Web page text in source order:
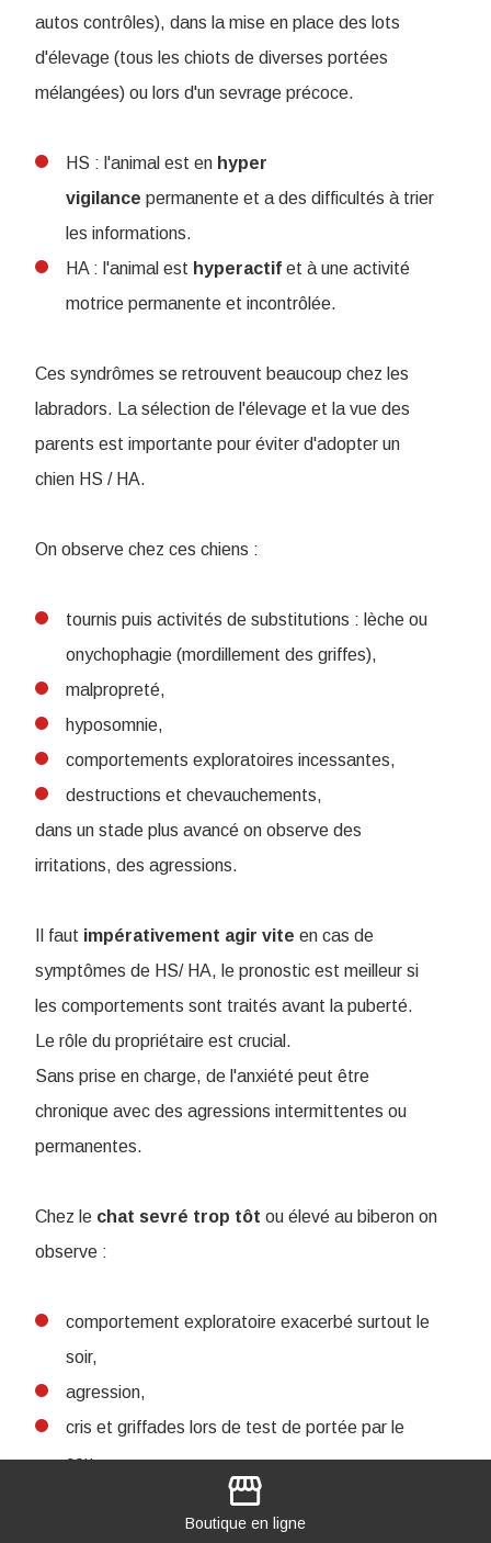
autos contrôles), dans la mise en place des lots
d'élevage (tous les chiots de diverses portées
mélangées) ou lors d'un sevrage précoce.
HS : l'animal est en hyper
vigilance permanente et a des difficultés à trier
les informations.
HA : l'animal est hyperactif et à une activité
motrice permanente et incontrôlée.
Ces syndrômes se retrouvent beaucoup chez les
labradors. La sélection de l'élevage et la vue des
parents est importante pour éviter d'adopter un
chien HS / HA.
On observe chez ces chiens :
tournis puis activités de substitutions : lèche ou
onychophagie (mordillement des griffes),
malpropreté,
hyposomnie,
comportements exploratoires incessantes,
destructions et chevauchements,
dans un stade plus avancé on observe des
irritations, des agressions.
Il faut impérativement agir vite en cas de
symptômes de HS/ HA, le pronostic est meilleur si
les comportements sont traités avant la puberté.
Le rôle du propriétaire est crucial.
Sans prise en charge, de l'anxiété peut être
chronique avec des agressions intermittentes ou
permanentes.
Chez le chat sevré trop tôt ou élevé au biberon on
observe :
comportement exploratoire exacerbé surtout le
soir,
agression,
cris et griffades lors de test de portée par le
cou,
mordillements des maîtres lors de contact,
agressions nocturnes ou lors des jeux : défaut
storefront
Boutique en ligne